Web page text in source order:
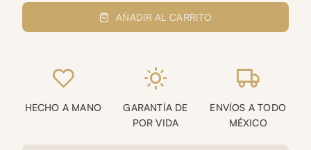
(dedo
anular
de
AÑADIR AL CARRITO
HECHO A MANO
GARANTÍA DE
POR VIDA
ENVÍOS A TODO
MÉXICO